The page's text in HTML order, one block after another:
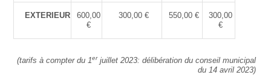
EXTERIEUR
600,00
€
300,00 € 550,00 €
300,00
€
(tarifs à compter du 1erjuillet 2023: délibération du conseil municipal
du 14 avril 2023)